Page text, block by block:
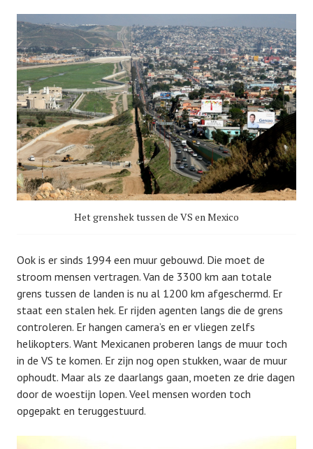
Het grenshek tussen de VS en Mexico
Ook is er sinds 1994 een muur gebouwd. Die moet de
stroom mensen vertragen. Van de 3300 km aan totale
grens tussen de landen is nu al 1200 km afgeschermd. Er
staat een stalen hek. Er rijden agenten langs die de grens
controleren. Er hangen camera’s en er vliegen zelfs
helikopters. Want Mexicanen proberen langs de muur toch
in de VS te komen. Er zijn nog open stukken, waar de muur
ophoudt. Maar als ze daarlangs gaan, moeten ze drie dagen
door de woestijn lopen. Veel mensen worden toch
opgepakt en teruggestuurd.